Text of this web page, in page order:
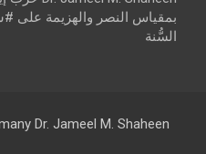
بمقياس النصر والهزيمة على
السُّنة
Dr. Jameel M. Shaheen